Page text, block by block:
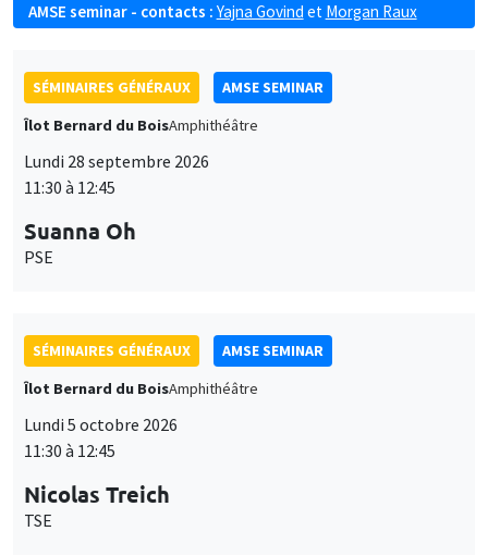
AMSE seminar - contacts : Yajna Govind et Morgan Raux
SÉMINAIRES GÉNÉRAUX
AMSE SEMINAR
Îlot Bernard du BoisAmphithéâtre
Lundi 28 septembre 2026
11:30 à 12:45
Suanna Oh
PSE
SÉMINAIRES GÉNÉRAUX
AMSE SEMINAR
Îlot Bernard du BoisAmphithéâtre
Lundi 5 octobre 2026
11:30 à 12:45
Nicolas Treich
TSE